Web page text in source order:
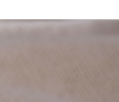
13层1304室（需提前预约）
场）A1座办公楼14层07室（
层704室（需提前预约）
室（需提前预约）
05室（需提前预约）